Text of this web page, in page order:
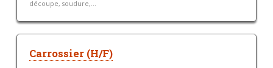
découpe, soudure,...
Carrossier (H/F)